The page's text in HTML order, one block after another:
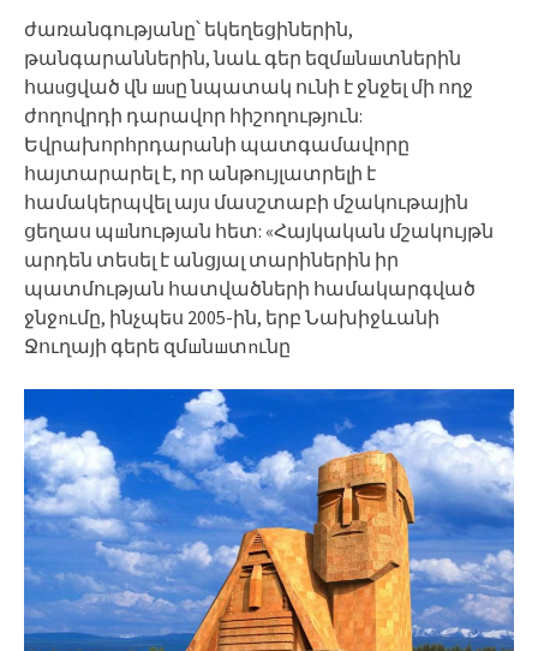
ժառանգությանը՝ եկեղեցիներին,
թանգարաններին, նաև գեր եզմшնшտներին
հաuցված վն шuը նպատակ ունի է ջնջել մի ողջ
ժողովրդի դարավոր հիշողություն:
Եվրախորհրդարանի պատգամավորը
հայտարարել է, որ անթույլատրելի է
համակերպվել այս մասշտաբի մշակութային
ցեղաս պшնության հետ: «Հայկական մշակույթն
արդեն տեսել է անցյալ տարիներին իր
պատմության հատվածների համակարգված
ջնջnւմը, ինչպես 2005-ին, երբ Նախիջևանի
Ջուղայի գերե զմшնшտnւնը